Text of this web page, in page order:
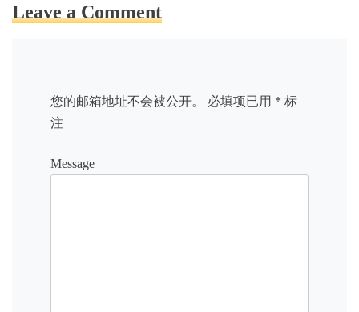
Leave a Comment
您的邮箱地址不会被公开。 必填项已用 * 标
注
Message